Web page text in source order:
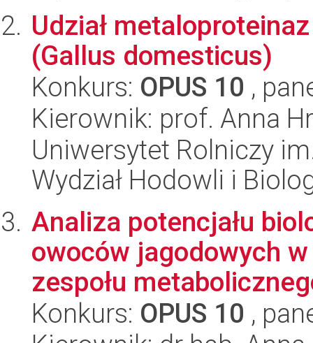
Udział
(Gallus domesticus)
Konkurs: OPUS 10 ,
Kierownik: prof. Anna
Uniwersytet Rolniczy
Wydział Hodowli i
Analiza potencjału
owoców jagodowych
zespołu
Konkurs: OPUS 10 ,